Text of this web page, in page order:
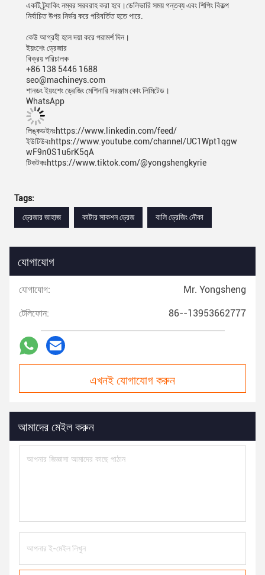
একটি ট্র্যাকিং নম্বর সরবরাহ করা হবে।ডেলিভারি সময় গন্তব্য এবং শিপিং বিকল্প
নির্বাচিত উপর নির্ভর করে পরিবর্তিত হতে পারে.
কেউ আগ্রহী হলে দয়া করে পরামর্শ দিন।
ইয়ংশেং ড্রেজার
বিক্রয় পরিচালক
+86 138 5446 1688
seo@machineys.com
শানডং ইয়ংশেং ড্রেজিং মেশিনারি সরঞ্জাম কোং লিমিটেড।
WhatsApp
লিঙ্কডইনঃhttps://www.linkedin.com/feed/
ইউটিউবঃhttps://www.youtube.com/channel/UC1Wpt1qgw
wF9n0S1u6rK5qA
টিকটকঃhttps://www.tiktok.com/@yongshengkyrie
Tags:
ড্রেজার জাহাজ
কাটার সাকশন ড্রেজ বালি ড্রেজিং নৌকা
যোগাযোগ
যোগাযোগ: Mr. Yongsheng
টেলিফোন: 86--13953662777
এখনই যোগাযোগ করুন
আমাদের মেইল করুন